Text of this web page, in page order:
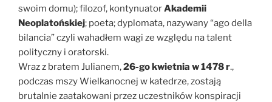
swoim domu); filozof, kontynuatorAkademii
Neoplatońskiej; poeta; dyplomata, nazywany “ago della
bilancia” czyli wahadłem wagi ze względu na talent
polityczny i oratorski.
Wraz z bratem Julianem,26-go kwietnia w 1478 r.,
podczas mszy Wielkanocnej w katedrze, zostają
brutalnie zaatakowani przez uczestników konspiracji